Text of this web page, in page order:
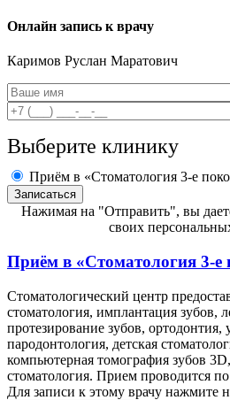
Онлайн запись к врачу
Каримов Руслан Маратович
Выберите клинику
Приём в «Стоматология 3-е
Нажимая на "Отправить", вы
своих
Приём в «Стоматология 3-е
Стоматологический центр
стоматология, имплантация зубов,
протезирование зубов, ортодонтия,
пародонтология, детская
компьютерная томография зубов 3D,
стоматология. Прием проводится
Для записи к этому врачу нажмите